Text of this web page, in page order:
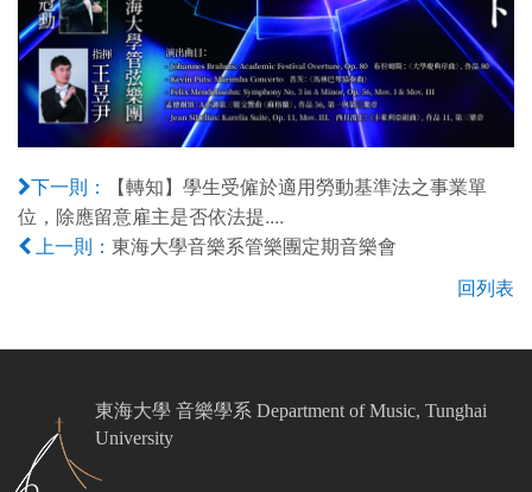
下一則：
【轉知】學生受僱於適用勞動基準法之事業單
位，除應留意雇主是否依法提....
上一則： 東海大學音樂系管樂團定期音樂會
回列表
東海大學 音樂學系 Department of Music, Tunghai
University